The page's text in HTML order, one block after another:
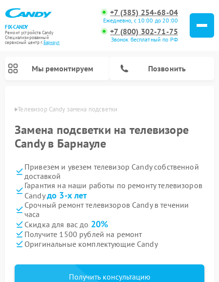
FIX-CANDY
Ремонт устройств Candy
Специализированный
cервисный центр г.Барнаул
+7 (385) 254-68-04
Ежедневно, с 10:00 до 20:00
+7 (800) 302-71-75
Звонок бесплатный по РФ
Мы ремонтируем Позвонить
Телевизор Candy замена подсветки
Замена подсветки на телевизоре
Candy в Барнауле
Привезем и увезем телевизор Candy собственной
доставкой
Гарантия на наши работы по ремонту телевизоров
Candyдо 3-х лет
Срочный ремонт телевизоров Candy в течении
часа
Скидка для вас до 20%
Получите 1500 рублей на ремонт
Оригинальные комплектующие Candy
Получить консультацию